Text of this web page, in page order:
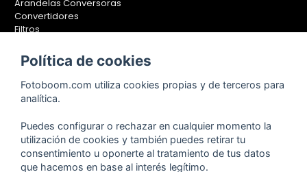
Arandelas Conversoras
Convertidores
Filtros
Calibradores
Soportes Fotografía
Monopiés
Trípodes
Kit Completos
Accesorios
Política de cookies
Fotoboom.com utiliza cookies propias y de terceros para
analítica.
Puedes configurar o rechazar en cualquier momento la
utilización de cookies y también puedes retirar tu
consentimiento u oponerte al tratamiento de tus datos
que hacemos en base al interés legítimo.